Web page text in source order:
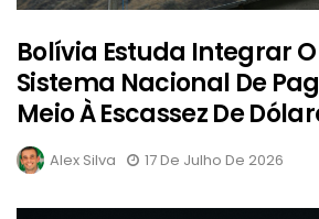
Bolívia Estuda Integrar O
Sistema Nacional De
Meio À Escassez De
Alex Silva 17 De Julho De 2026